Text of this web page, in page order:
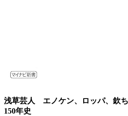
浅草芸人 エノケン、ロッパ、欽
150年史